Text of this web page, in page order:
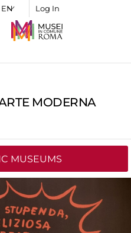
Log In
MODERNA
MUSEUMS